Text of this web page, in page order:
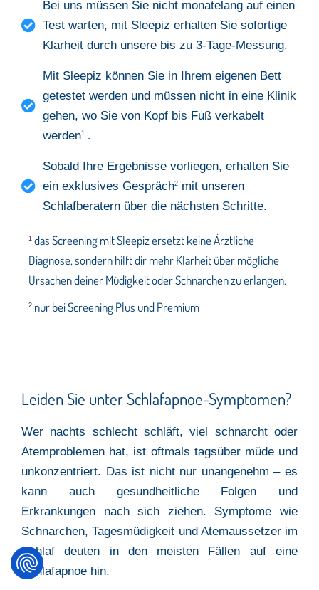
Bei uns müssen Sie nicht monatelang auf einen
Test warten, mit Sleepiz erhalten Sie sofortige
Klarheit durch unsere bis zu 3-Tage-Messung.
Mit Sleepiz können Sie in Ihrem eigenen Bett
getestet werden und müssen nicht in eine Klinik
gehen, wo Sie von Kopf bis Fuß verkabelt
werden1 .
Sobald Ihre Ergebnisse vorliegen, erhalten Sie
ein exklusives Gespräch2 mit unseren
Schlafberatern über die nächsten Schritte.
1 das Screening mit Sleepiz ersetzt keine Ärztliche
Diagnose, sondern hilft dir mehr Klarheit über mögliche
Ursachen deiner Müdigkeit oder Schnarchen zu erlangen.
2 nur bei Screening Plus und Premium
Leiden Sie unter Schlafapnoe-Symptomen?
Wer nachts schlecht schläft, viel schnarcht oder
Atemproblemen hat, ist oftmals tagsüber müde und
unkonzentriert. Das ist nicht nur unangenehm – es
kann auch gesundheitliche Folgen und
Erkrankungen nach sich ziehen. Symptome wie
Schnarchen, Tagesmüdigkeit und Atemaussetzer im
Schlaf deuten in den meisten Fällen auf eine
Schlafapnoe hin.